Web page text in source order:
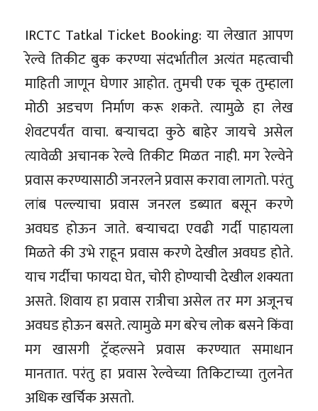
IRCTC Tatkal Ticket Booking: या लेखात आपण
रेल्वे तिकीट बुक करण्या संदर्भातील अत्यंत महत्वाची
माहिती जाणून घेणार आहोत. तुमची एक चूक तुम्हाला
मोठी अडचण निर्माण करू शकते. त्यामुळे हा लेख
शेवटपर्यंत वाचा. बऱ्याचदा कुठे बाहेर जायचे असेल
त्यावेळी अचानक रेल्वे तिकीट मिळत नाही. मग रेल्वेने
प्रवास करण्यासाठी जनरलने प्रवास करावा लागतो. परंतु
लांब पल्ल्याचा प्रवास जनरल डब्यात बसून करणे
अवघड होऊन जाते. बऱ्याचदा एवढी गर्दी पाहायला
मिळते की उभे राहून प्रवास करणे देखील अवघड होते.
याच गर्दीचा फायदा घेत, चोरी होण्याची देखील शक्यता
असते. शिवाय हा प्रवास रात्रीचा असेल तर मग अजूनच
अवघड होऊन बसते. त्यामुळे मग बरेच लोक बसने किंवा
मग खासगी ट्रॅव्हल्सने प्रवास करण्यात समाधान
मानतात. परंतु हा प्रवास रेल्वेच्या तिकिटाच्या तुलनेत
अधिक खर्चिक असतो.